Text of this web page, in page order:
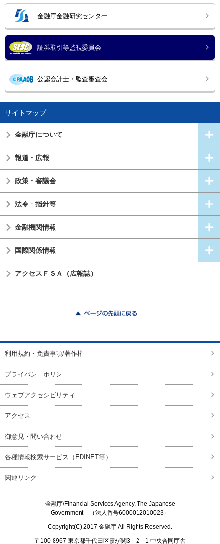
金融庁金融研究センター
証券取引等監視委員会
公認会計士・監査審査会
サイトマップ
金融庁について
報道・広報
政策・審議会
法令・指針等
金融機関情報
国際関係情報
アクセスＦＳＡ（広報誌）
利用規約・免責事項/著作権
プライバシーポリシー
ウェブアクセシビリティ
アクセス
御意見・問い合わせ
各種情報検索サービス（EDINET等）
関連リンク
金融庁/Financial Services Agency, The Japanese
Government（法人番号6000012010023）
Copyright(C) 2017 金融庁 All Rights Reserved.
〒100-8967 東京都千代田区霞が関3－2－1 中央合同庁舎